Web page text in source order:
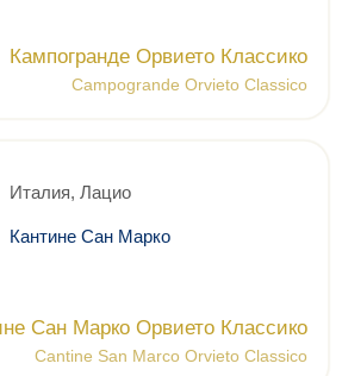
Кампогранде Орвието Классико
Campogrande Orvieto Classico
Италия, Лацио
Кантине Сан Марко
Сан Марко Орвието Классико
Cantine San Marco Orvieto Classico